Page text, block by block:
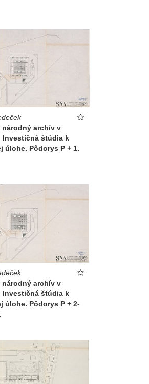
národný archív v
Investičná štúdia k
úlohe. Pôdorys P + 1.
národný archív v
Investičná štúdia k
úlohe. Pôdorys P + 2-